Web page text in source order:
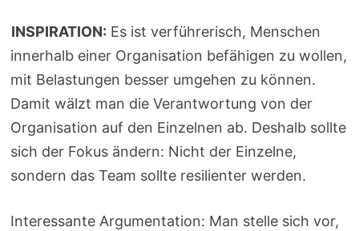
INSPIRATION: Es ist verführerisch, Menschen
innerhalb einer Organisation befähigen zu wollen,
mit Belastungen besser umgehen zu können.
Damit wälzt man die Verantwortung von der
Organisation auf den Einzelnen ab. Deshalb sollte
sich der Fokus ändern: Nicht der Einzelne,
sondern das Team sollte resilienter werden.
Interessante Argumentation: Man stelle sich vor,